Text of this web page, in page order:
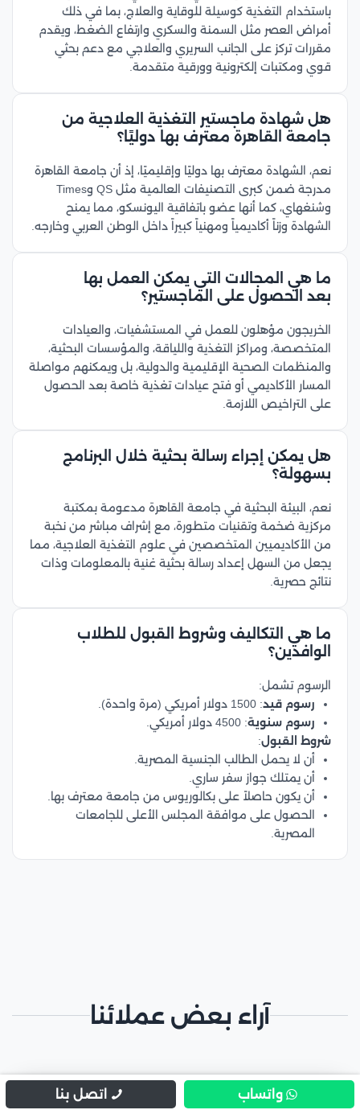
باستخدام التغذية كوسيلة للوقاية والعلاج، بما في ذلك
أمراض العصر مثل السمنة والسكري وارتفاع الضغط، ويقدم
مقررات تركز على الجانب السريري والعلاجي مع دعم بحثي
قوي ومكتبات إلكترونية وورقية متقدمة.
هل شهادة ماجستير التغذية العلاجية من
جامعة القاهرة معترف بها دوليًا؟
نعم، الشهادة معترف بها دوليًا وإقليميًا، إذ أن جامعة القاهرة
مدرجة ضمن كبرى التصنيفات العالمية مثل QS وTimes
وشنغهاي، كما أنها عضو باتفاقية اليونسكو، مما يمنح
الشهادة وزناً أكاديمياً ومهنياً كبيراً داخل الوطن العربي وخارجه.
ما هي المجالات التي يمكن العمل بها
بعد الحصول على الماجستير؟
الخريجون مؤهلون للعمل في المستشفيات، والعيادات
المتخصصة، ومراكز التغذية واللياقة، والمؤسسات البحثية،
والمنظمات الصحية الإقليمية والدولية، بل ويمكنهم مواصلة
المسار الأكاديمي أو فتح عيادات تغذية خاصة بعد الحصول
على التراخيص اللازمة.
هل يمكن إجراء رسالة بحثية خلال البرنامج
بسهولة؟
نعم، البيئة البحثية في جامعة القاهرة مدعومة بمكتبة
مركزية ضخمة وتقنيات متطورة، مع إشراف مباشر من نخبة
من الأكاديميين المتخصصين في علوم التغذية العلاجية، مما
يجعل من السهل إعداد رسالة بحثية غنية بالمعلومات وذات
نتائج حصرية.
ما هي التكاليف وشروط القبول للطلاب
الوافدين؟
الرسوم تشمل:
رسوم قيد: 1500 دولار أمريكي (مرة واحدة).
رسوم سنوية: 4500 دولار أمريكي.
شروط القبول:
أن لا يحمل الطالب الجنسية المصرية.
أن يمتلك جواز سفر ساري.
أن يكون حاصلاً على بكالوريوس من جامعة معترف بها.
الحصول على موافقة المجلس الأعلى للجامعات
المصرية.
آراء بعض عملائنا
فاطمة الزهراني
واتساب اتصل بنا